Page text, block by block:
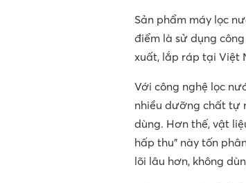
Sản phẩm máy lọc
điểm là sử dụng
xuất, lắp ráp tại Việt
Với công nghệ lọc
nhiều dưỡng chất tự
dùng. Hơn thế, vật
hấp thu” này tốn
lõi lâu hơn, không